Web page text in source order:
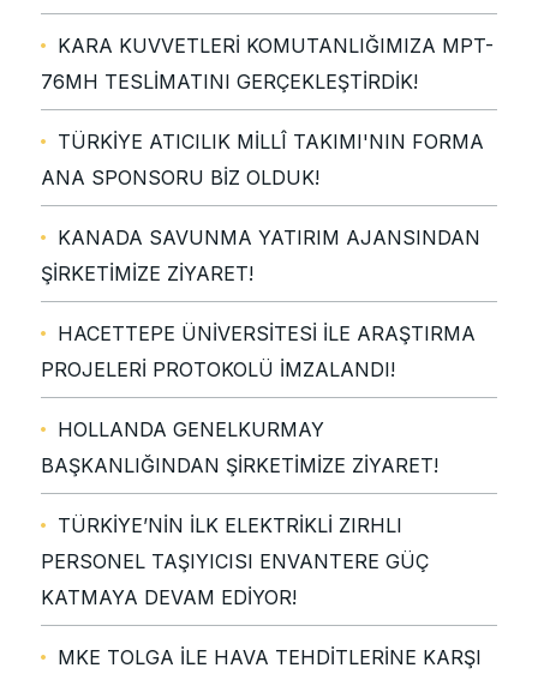
KARA KUVVETLERİ KOMUTANLIĞIMIZA MPT-
76MH TESLİMATINI GERÇEKLEŞTİRDİK!
TÜRKİYE ATICILIK MİLLÎ TAKIMI'NIN FORMA
ANA SPONSORU BİZ OLDUK!
KANADA SAVUNMA YATIRIM AJANSINDAN
ŞİRKETİMİZE ZİYARET!
HACETTEPE ÜNİVERSİTESİ İLE ARAŞTIRMA
PROJELERİ PROTOKOLÜ İMZALANDI!
HOLLANDA GENELKURMAY
BAŞKANLIĞINDAN ŞİRKETİMİZE ZİYARET!
TÜRKİYE’NİN İLK ELEKTRİKLİ ZIRHLI
PERSONEL TAŞIYICISI ENVANTERE GÜÇ
KATMAYA DEVAM EDİYOR!
MKE TOLGA İLE HAVA TEHDİTLERİNE KARŞI